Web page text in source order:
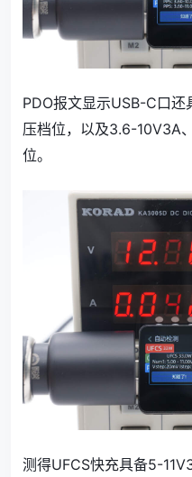
PDO报文显示USB-C口
压档位，以及3.6-10V3A
位。
测得UFCS快充具备5-